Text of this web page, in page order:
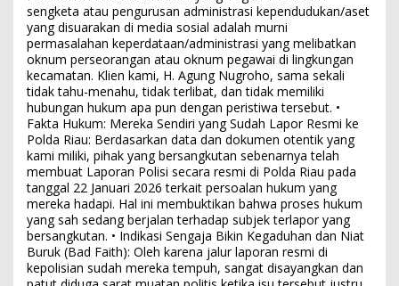
sengketa atau pengurusan administrasi kependudukan/aset
yang disuarakan di media sosial adalah murni
permasalahan keperdataan/administrasi yang melibatkan
oknum perseorangan atau oknum pegawai di lingkungan
kecamatan. Klien kami, H. Agung Nugroho, sama sekali
tidak tahu-menahu, tidak terlibat, dan tidak memiliki
hubungan hukum apa pun dengan peristiwa tersebut. •
Fakta Hukum: Mereka Sendiri yang Sudah Lapor Resmi ke
Polda Riau: Berdasarkan data dan dokumen otentik yang
kami miliki, pihak yang bersangkutan sebenarnya telah
membuat Laporan Polisi secara resmi di Polda Riau pada
tanggal 22 Januari 2026 terkait persoalan hukum yang
mereka hadapi. Hal ini membuktikan bahwa proses hukum
yang sah sedang berjalan terhadap subjek terlapor yang
bersangkutan. • Indikasi Sengaja Bikin Kegaduhan dan Niat
Buruk (Bad Faith): Oleh karena jalur laporan resmi di
kepolisian sudah mereka tempuh, sangat disayangkan dan